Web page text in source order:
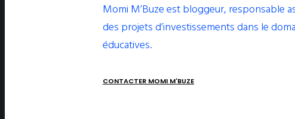
Momi M’Buze est bloggeur, responsable
des projets d’investissements dans le
éducatives.
CONTACTER MOMI M'BUZE